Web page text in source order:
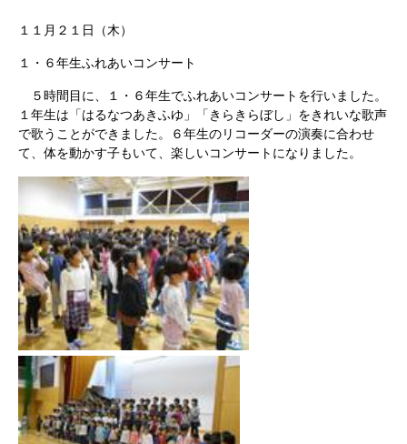
１１月２１日（木）
１・６年生ふれあいコンサート
５時間目に、１・６年生でふれあいコンサートを行いました。
１年生は「はるなつあきふゆ」「きらきらぼし」をきれいな歌声
で歌うことができました。６年生のリコーダーの演奏に合わせ
て、体を動かす子もいて、楽しいコンサートになりました。